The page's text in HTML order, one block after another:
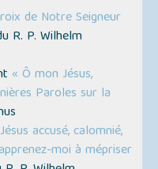
de Notre Seigneur
R. P. Wilhelm
« Ô mon Jésus,
Paroles sur la
accusé, calomnié,
moi à mépriser